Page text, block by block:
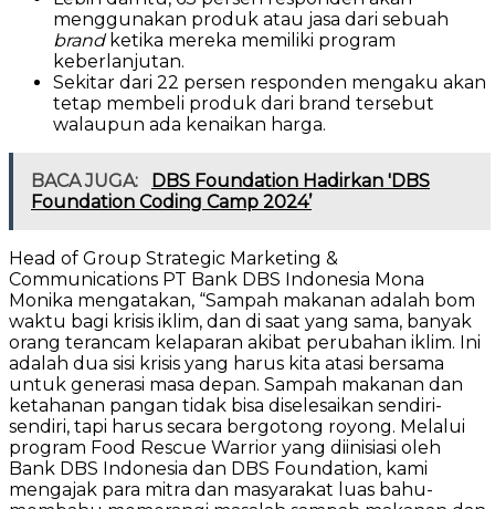
menggunakan produk atau jasa dari sebuah
brandketika mereka memiliki program
keberlanjutan.
Sekitar dari 22 persen responden mengaku akan
tetap membeli produk dari brand tersebut
walaupun ada kenaikan harga.
BACA JUGA:
DBS Foundation Hadirkan 'DBS
Foundation Coding Camp 2024’
Head of Group Strategic Marketing &
Communications PT Bank DBS Indonesia Mona
Monika mengatakan, “Sampah makanan adalah bom
waktu bagi krisis iklim, dan di saat yang sama, banyak
orang terancam kelaparan akibat perubahan iklim. Ini
adalah dua sisi krisis yang harus kita atasi bersama
untuk generasi masa depan. Sampah makanan dan
ketahanan pangan tidak bisa diselesaikan sendiri-
sendiri, tapi harus secara bergotong royong. Melalui
program Food Rescue Warrior yang diinisiasi oleh
Bank DBS Indonesia dan DBS Foundation, kami
mengajak para mitra dan masyarakat luas bahu-